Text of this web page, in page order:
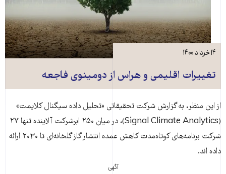
تغییرات اقلیمی و هراس از دومینوی فاجعه
۱۴ خرداد ۱۴۰۰
از این منظر، به گزارش شرکت تحقیقاتی «تحلیل داده سیگنال کلایمت»
(Signal Climate Analytics)، در میان ۲۵۰ ابرشرکت آلاینده تنها ۲۷
شرکت برنامه‌های کوتاه‌مدت کاهش عمده انتشار گاز گلخانه‌ای تا ۲۰۳۰ ارائه
داده اند.
آگهی